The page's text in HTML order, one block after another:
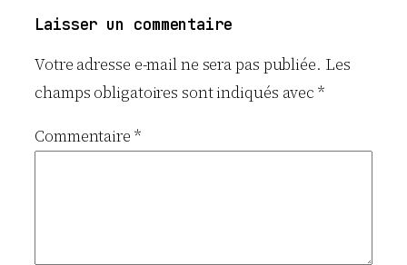
Laisser un commentaire
Votre adresse e-mail ne sera pas publiée. Les
champs obligatoires sont indiqués avec*
Commentaire *